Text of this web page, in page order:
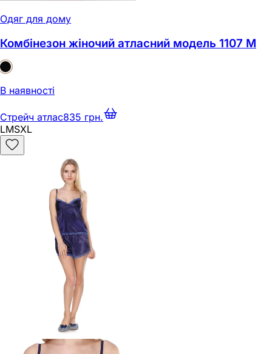
Одяг для дому
Комбінезон жіночий атласний модель 1107 M
В наявності
Стрейч атлас835 грн.
LMSXL